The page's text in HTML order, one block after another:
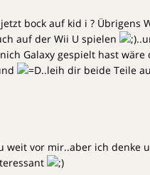
bock auf kid i ? Übrigens
auf der Wii U spielen
Galaxy gespielt hast wäre
..leih dir beide Teile
weit vor mir..aber ich denke